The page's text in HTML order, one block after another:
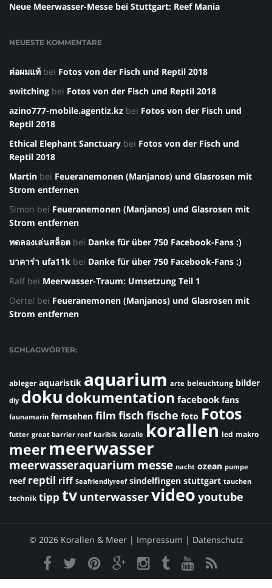
Neue Meerwasser-Messe bei Stuttgart: Reef Mania
NEUESTE KOMMENTARE
ต่อผมแท้ bei Fotos von der Fisch und Reptil 2018
switching bei Fotos von der Fisch und Reptil 2018
azino777-mobile.agentiz.kz bei Fotos von der Fisch und
Reptil 2018
Ethical Elephant Sanctuary bei Fotos von der Fisch und
Reptil 2018
Martin bei Feueranemonen (Manjanos) und Glasrosen mit
Strom entfernen
Simon bei Feueranemonen (Manjanos) und Glasrosen mit
Strom entfernen
ทดลองเล่นสล็อต bei Danke für über 750 Facebook-Fans :)
บาคาร่า ufa11k bei Danke für über 750 Facebook-Fans :)
Ralf bei Meerwasser-Traum: Umsetzung Teil 1
Oertel bei Feueranemonen (Manjanos) und Glasrosen mit
Strom entfernen
SCHLAGWÖRTER:
ableger aquaristik aquarium arte beleuchtung bilder
diy doku dokumentation facebook fans
faunamarin fernsehen film fisch fische foto Fotos
futter great barrier reef karibik koralle korallen led makro
meermeerwasser
meerwasseraquarium messe nacht ozean pumpe
reef reptil riff Seafriendlyreef sindelfingen stuttgart tauchen
technik tipp tv unterwasservideo youtube
© 2026 Korallen & Meer | Impressum | Datenschutz